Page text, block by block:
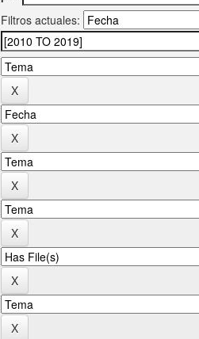
Filtros actuales: